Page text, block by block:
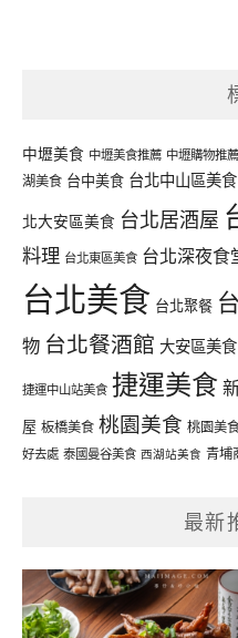
中壢美食 中壢美食推薦 中壢購物推薦
湖美食 台中美食 台北中山區美食
北大安區美食 台北居酒屋
料理 台北東區美食 台北深夜食
台北美食 台北聚餐
物 台北餐酒館 大安區美食
捷運中山站美食 捷運美食
屋 板橋美食 桃園美食 桃園美
好去處 泰國曼谷美食 西湖站美食 青埔
最新